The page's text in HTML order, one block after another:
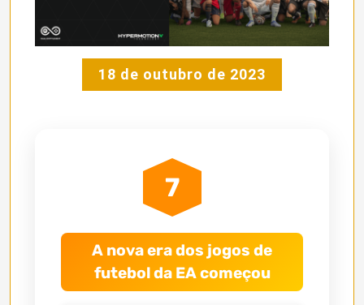
18 de outubro de 2023
7
A nova era dos jogos de
futebol da EA começou